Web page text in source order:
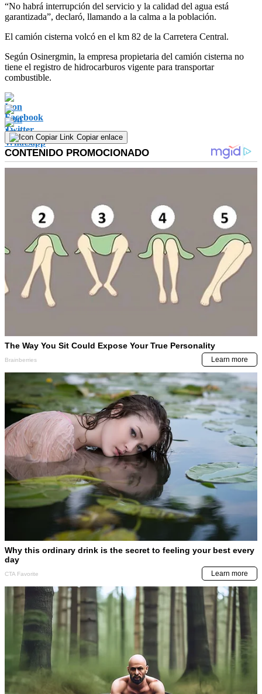
“No habrá interrupción del servicio y la calidad del agua está
garantizada”, declaró, llamando a la calma a la población.
El camión cisterna volcó en el km 82 de la Carretera Central.
Según Osinergmin, la empresa propietaria del camión cisterna no
tiene el registro de hidrocarburos vigente para transportar
combustible.
Copiar enlace